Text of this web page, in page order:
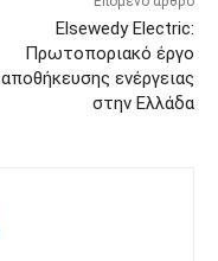
Elsewedy Electric:
Πρωτοποριακό έργο
αποθήκευσης ενέργειας
στην Ελλάδα